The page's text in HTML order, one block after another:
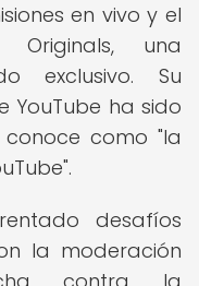
en vivo y el
Originals, una
exclusivo. Su
YouTube ha sido
como "la
desafíos
la moderación